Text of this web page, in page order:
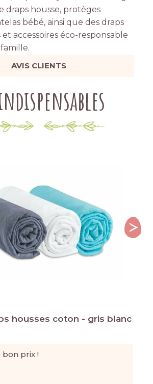
draps housse, protèges
bébé, ainsi que des draps
et accessoires éco-responsable
AVIS CLIENTS
housses coton - gris blanc
prix !